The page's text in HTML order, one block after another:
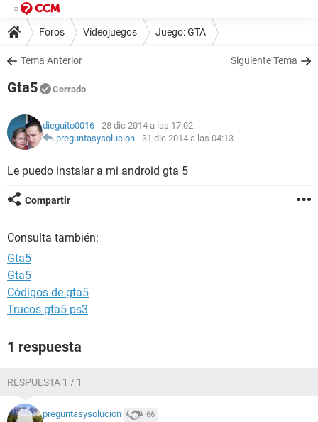
Foros Videojuegos Juego: GTA
Tema Anterior Siguiente Tema
Gta5 Cerrado
dieguito0016 - 28 dic 2014 a las 17:02
preguntasysolucion - 31 dic 2014 a las 04:13
Le puedo instalar a mi android gta 5
Compartir
Consulta también:
Gta5
Gta5
Códigos de gta5
Trucos gta5 ps3
1 respuesta
RESPUESTA 1 / 1
preguntasysolucion 66